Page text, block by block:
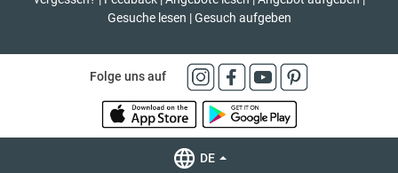
Gesuche lesen | Gesuch aufgeben
Folge uns auf
DE